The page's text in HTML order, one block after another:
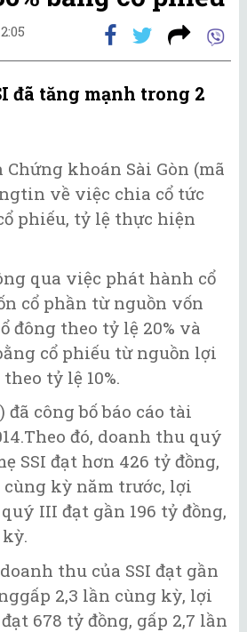
đã tăng mạnh trong 2
Chứng khoán Sài Gòn (mã
về việc chia cổ tức
phiếu, tỷ lệ thực hiện
qua việc phát hành cổ
cổ phần từ nguồn vốn
đông theo tỷ lệ 20% và
cổ phiếu từ nguồn lợi
tỷ lệ 10%.
đã công bố báo cáo tài
đó, doanh thu quý
SSI đạt hơn 426 tỷ đồng,
cùng kỳ năm trước, lợi
III đạt gần 196 tỷ đồng,
thu của SSI đạt gần
2,3 lần cùng kỳ, lợi
678 tỷ đồng, gấp 2,7 lần